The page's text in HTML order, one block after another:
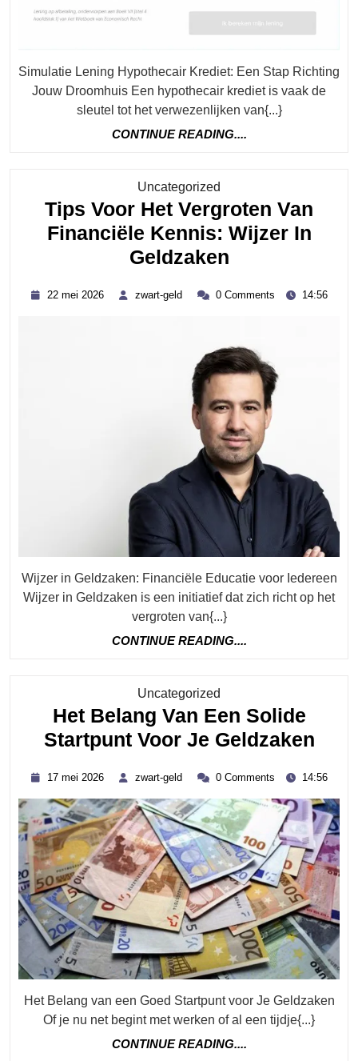
Simulatie Lening Hypothecair Krediet: Een Stap Richting
Jouw Droomhuis Een hypothecair krediet is vaak de
sleutel tot het verwezenlijken van{...}
CONTINUE READING....
Uncategorized
Tips Voor Het Vergroten Van
Financiële Kennis: Wijzer In
GeldzakenTips
Het
Van
Financiële
Kennis:
Wijzer
In
Geldzaken
22 mei 2026 zwart-geld
zwart- 0 Comments 14:56
Wijzer in Geldzaken: Financiële Educatie voor Iedereen
Wijzer in Geldzaken is een initiatief dat zich richt op het
vergroten van{...}
CONTINUE READING....
Uncategorized
Het Belang Van Een Solide
Startpunt Voor Je GeldzakenHet
Van
Een
Voor
Je
17 mei 2026
2026
zwart-geld
zwart- 0 Comments 14:56
Het Belang van een Goed Startpunt voor Je Geldzaken
Of je nu net begint met werken of al een tijdje{...}
CONTINUE READING....CONTINUE